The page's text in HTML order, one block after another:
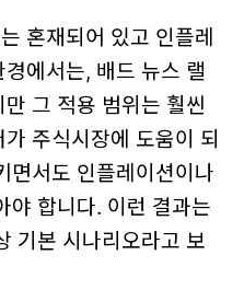
혼재되어 있고 인플레
에서는, 배드 뉴스 랠
그 적용 범위는 훨씬
주식시장에 도움이 되
면서도 인플레이션이나
야 합니다. 이런 결과는
기본 시나리오라고 보